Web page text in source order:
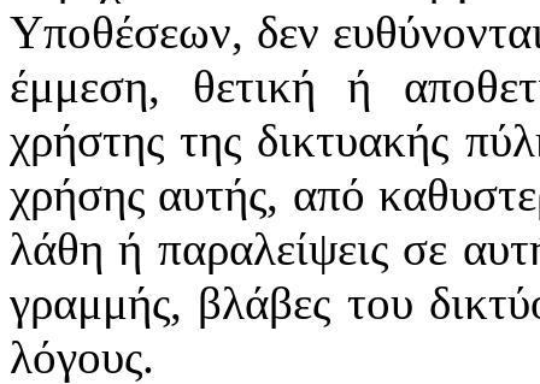
Υποθέσεων, δεν
έμμεση, θετική ή
χρήστης της δικτυακής
χρήσης αυτής, από
λάθη ή παραλείψεις σε
γραμμής, βλάβες του
λόγους.